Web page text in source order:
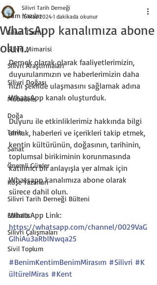
Tüm Yazılar
Silivri Tarihi
Silivri Mimarisi
Silivri Araştırmaları
Silivri Doğası
Mübadele
Doğa
Tarih
Sanat
Önemli Günler
Köşe Yazarları
Silivri Tarih Derneği Bülteni
Etkinlik
Silivri Çalışmaları
Sivil Toplum
WhatsApp kanalımıza abone
olun..
Silivri Tarih Derneği
16 Haz 2024 1 dakikada okunur
Dernek olarak olarak faaliyetlerimizin,
duyurularımızın ve haberlerimizin daha
hızlı şekilde ulaşmasını sağlamak adına
WhatsApp kanalı oluşturduk.
Duyuru ile etkinliklerimiz hakkında bilgi
almak, haberleri ve içerikleri takip etmek,
kentin kültürünün, doğasının, tarihinin,
toplumsal birikiminin korunmasında
katılımcı bir anlayışla yer almak için
Whatsapp kanalımıza abone olarak
sürece dahil olun.
WhatsApp Link:
https://whatsapp.com/channel/0029VaG
GlhiAu3aRblNwqa25
#BenimKentimBenimMirasım #Silivri #K
ültürelMiras #Kent